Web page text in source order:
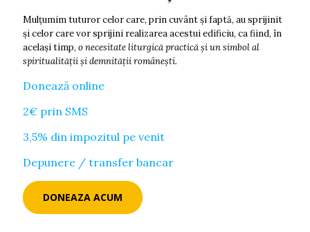
Mulţumim tuturor celor care, prin cuvânt şi faptă, au sprijinit
şi celor care vor sprijini realizarea acestui edificiu, ca fiind, în
acelaşi timp, o necesitate liturgică practică şi un simbol al
spiritualităţii şi demnității româneşti.
Donează online
2€ prin SMS
3,5% din impozitul pe venit
Depunere / transfer bancar
DONEAZA ACUM